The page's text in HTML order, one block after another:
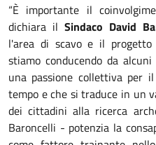
“È importante il
dichiara il Sindaco David
l'area di scavo e il progetto
stiamo conducendo da
una passione collettiva per
tempo e che si traduce in un
dei cittadini alla ricerca
Baroncelli - potenzia la